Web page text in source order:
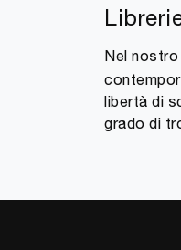
Nel
libertà di
grado di